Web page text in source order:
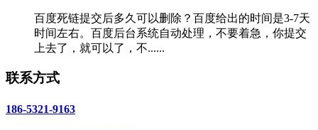
百度死链提交后多久可以删除？百度给出的时间是3-7天
时间左右。百度后台系统自动处理，不要着急，你提交
上去了，就可以了，不......
联系方式
186-5321-9163